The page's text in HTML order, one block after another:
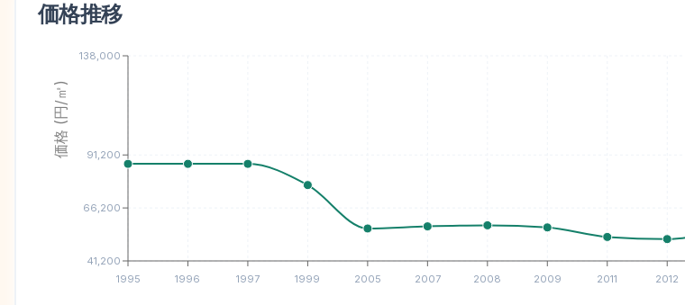
価格推移
1995 1996 1997 1999 2005 2007 2008 2009 2011 2012
41,200
66,200
91,200
138,000
価格 (円/㎡)